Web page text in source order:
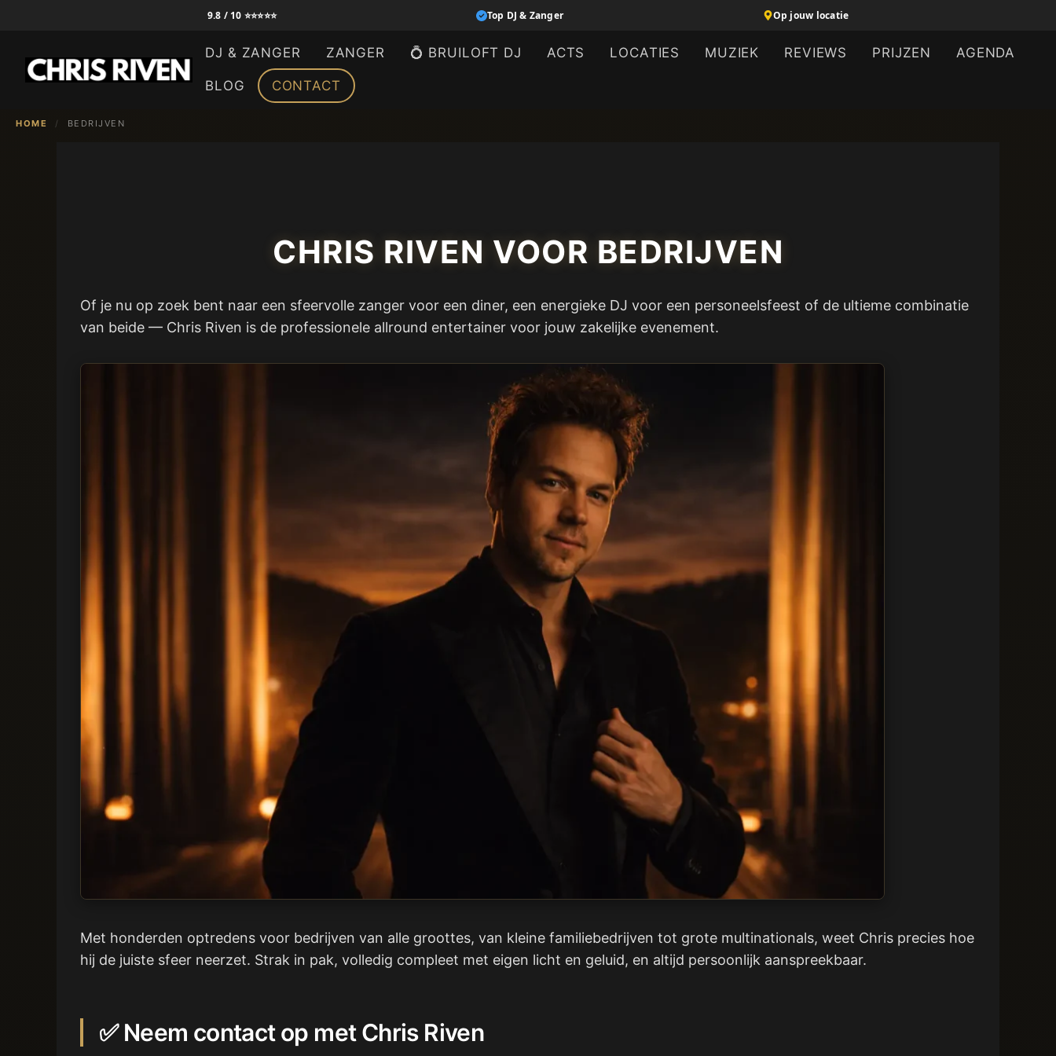
inhoud
9.8 / 10 ⭐⭐⭐⭐⭐ Top DJ & Zanger Op jouw locatie
DJ & ZANGER ZANGER 💍 BRUILOFT DJ ACTS LOCATIES MUZIEK REVIEWS PRIJZEN AGENDA
BLOG CONTACT
HOME / BEDRIJVEN
CHRIS RIVEN VOOR BEDRIJVEN
Of je nu op zoek bent naar een sfeervolle zanger voor een diner, een energieke DJ voor een personeelsfeest of de ultieme combinatie
van beide — Chris Riven is de professionele allround entertainer voor jouw zakelijke evenement.
Met honderden optredens voor bedrijven van alle groottes, van kleine familiebedrijven tot grote multinationals, weet Chris precies hoe
hij de juiste sfeer neerzet. Strak in pak, volledig compleet met eigen licht en geluid, en altijd persoonlijk aanspreekbaar.
✅ Neem contact op met Chris Riven